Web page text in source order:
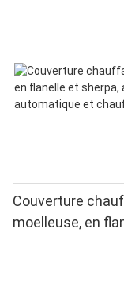
Couverture
moelleuse, en
chaleur, arrêt